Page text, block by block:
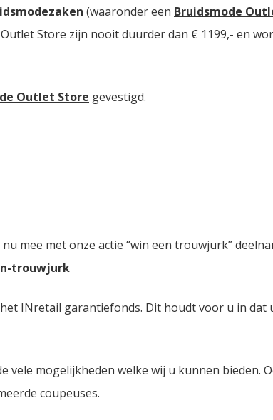
(waaronder een Bruidsmode
Store zijn nooit duurder dan € 1199,- en
Outlet Store gevestigd.
mee met onze actie “win een trouwjurk”
trouwjurk
INretail garantiefonds. Dit houdt voor u in dat
mogelijkheden welke wij u kunnen bieden.
coupeuses.